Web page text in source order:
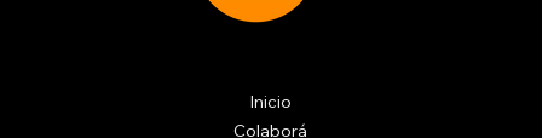
Inicio
Colaborá